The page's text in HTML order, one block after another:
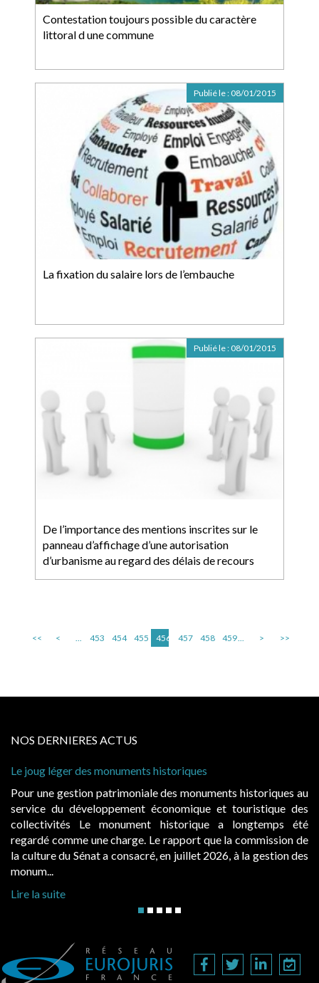
Contestation toujours possible du caractère
littoral d une commune
La fixation du salaire lors de l’embauche
Publié le : 08/01/2015
De l’importance des mentions inscrites sur le
panneau d’affichage d’une autorisation
d’urbanisme au regard des délais de recours
Publié le : 08/01/2015
<< < ... 453 454 455 456 457 458 459... > >>
NOS DERNIERES ACTUS
historiques
des monuments historiques au
économique et touristique des
historique a longtemps été
Le rapport que la commission de
en juillet 2026, à la gestion des
Cabines de plage : le juge
Evocatrices des bains
également un beau sujet
public, elles donnent
d’occupation. Saisies par